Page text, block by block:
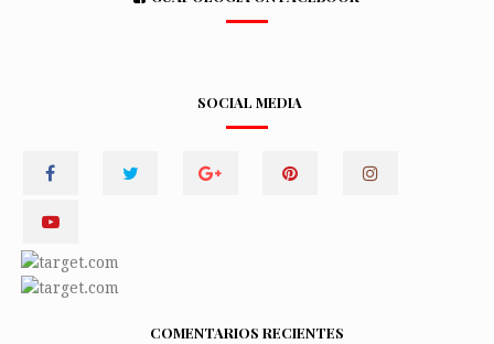
SOCIAL MEDIA
COMENTARIOS RECIENTES